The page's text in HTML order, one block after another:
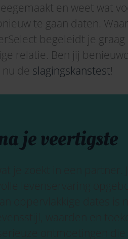
en weet wat
te gaan daten.
begeleidt je
relatie. Ben jij
de slagingskanstest!
je veertigste